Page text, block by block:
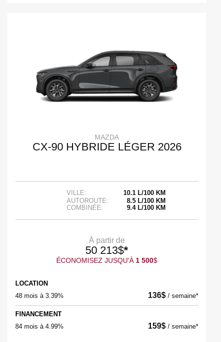
MAZDA
CX-90 HYBRIDE LÉGER 2026
VILLE:
10.1 L/100 KM
AUTOROUTE:
8.5 L/100 KM
COMBINÉE:
9.4 L/100 KM
À partir de
50 213$*
ÉCONOMISEZ JUSQU'À 1 500$
LOCATION
48 mois à 3.39%
136$ / semaine*
FINANCEMENT
84 mois à 4.99%
159$ / semaine*